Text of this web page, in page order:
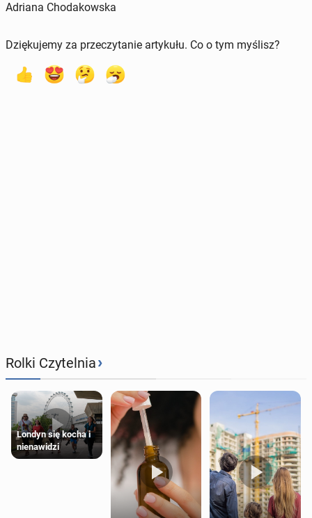
Adriana Chodakowska
Dziękujemy za przeczytanie artykułu. Co o tym myślisz?
Rolki Czytelnia›
Londyn się kocha i
nienawidzi